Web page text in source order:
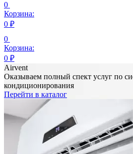
0
Корзина:
0 ₽
0
Корзина:
0 ₽
Airvent
Оказываем полный спект услуг по
кондиционирования
Перейти в каталог